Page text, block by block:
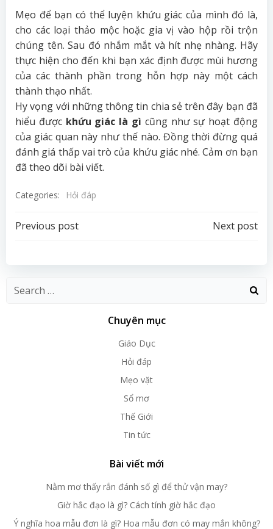
Mẹo để bạn có thể luyện khứu giác của mình đó là,
cho các loại thảo mộc hoặc gia vị vào hộp rồi trộn
chúng tên. Sau đó nhắm mắt và hít nhẹ nhàng. Hãy
thực hiện cho đến khi bạn xác định được mùi hương
của các thành phần trong hỗn hợp này một cách
thành thạo nhất.
Hy vọng với những thông tin chia sẻ trên đây bạn đã
hiểu được khứu giác là gì cũng như sự hoạt động
của giác quan này như thế nào. Đồng thời đừng quá
đánh giá thấp vai trò của khứu giác nhé. Cảm ơn bạn
đã theo dõi bài viết.
Categories: Hỏi đáp
Post
navigation
Previous post
navigation
Next post
Chuyên mục
Giáo Dục
Hỏi đáp
Mẹo vặt
Sổ mơ
Thế Giới
Tin tức
Bài viết mới
Nằm mơ thấy rắn đánh số gì để thử vận may?
Giờ hắc đạo là gì? Cách tính giờ hắc đạo
Ý nghĩa hoa mẫu đơn là gì? Hoa mẫu đơn có may mắn không?